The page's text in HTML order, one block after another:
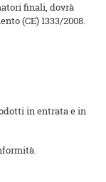
finali, dovrà
(CE) 1333/2008.
in entrata e in